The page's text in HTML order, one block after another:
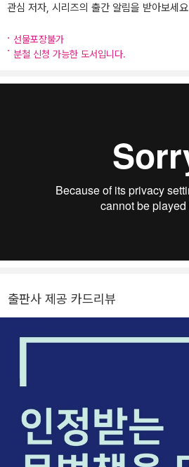
관심 저자, 시리즈의 출간 알림을 받아보세요
선물포장불가
분철 신청 가능한 도서입니다.
출판사 제공 카드리뷰